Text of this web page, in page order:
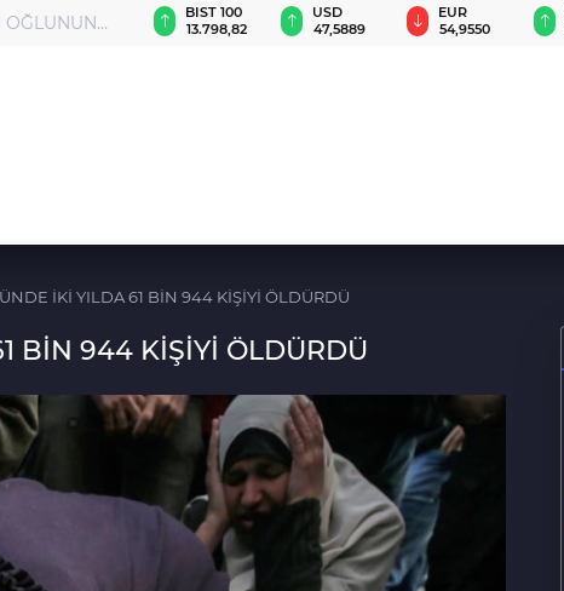
OĞLUNUN
GAU/TRY
6.501,17
BIST 100
13.798,82
USD
47,5889
EUR
54,9550
İKİ YILDA 61 BİN 944 KİŞİYİ ÖLDÜRDÜ
BİN 944 KİŞİYİ ÖLDÜRDÜ